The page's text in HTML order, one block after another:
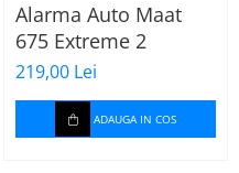
Alarma Auto Maat
675 Extreme 2
219,00 Lei
ADAUGA IN COS